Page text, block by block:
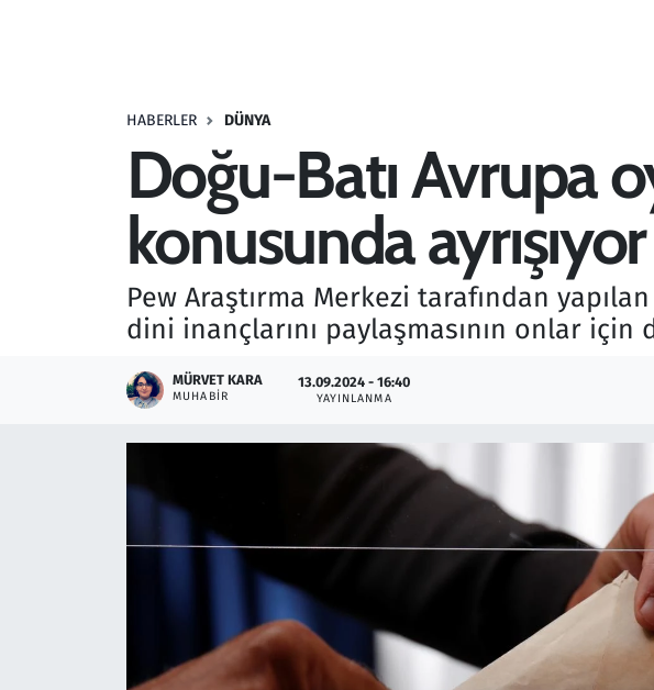
HABERLER DÜNYA
Doğu-Batı Avrupa
konusunda ayrışıyor
Pew Araştırma Merkezi tarafından
dini inançlarını paylaşmasının onlar
MÜRVET KARA
MUHABIR
13.09.2024 - 16:40
YAYINLANMA
Savunma Sanayi
Teknoloji ve Bilim
Televizyon